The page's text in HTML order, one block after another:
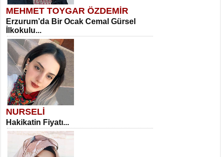
MEHMET TOYGAR ÖZDEMİR
Erzurum’da Bir Ocak Cemal Gürsel
İlkokulu...
NURSELİ
Hakikatin Fiyatı...